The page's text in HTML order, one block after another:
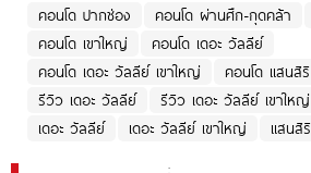
คอนโด ปากช่อง
คอนโด ผ่านศึก-กุดคล้า
คอนโด เขาใหญ่
คอนโด เดอะ วัลลีย์
คอนโด เดอะ วัลลีย์ เขาใหญ่
คอนโด แสนสิริ
รีวิว เดอะ วัลลีย์
รีวิว เดอะ วัลลีย์ เขาใหญ่
เดอะ วัลลีย์
เดอะ วัลลีย์ เขาใหญ่ แสนสิริ